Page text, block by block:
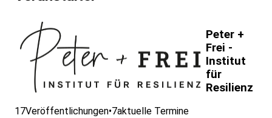
Peter +
Frei -
Institut
für
Resilienz
17Veröffentlichungen•7aktuelle Termine